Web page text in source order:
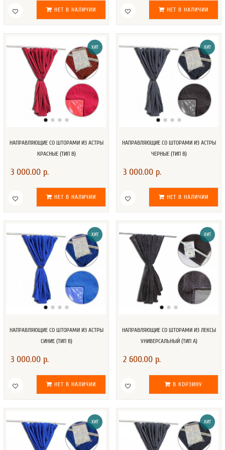
НЕТ В НАЛИЧИИ НЕТ В НАЛИЧИИ
ХИТ
НАПРАВЛЯЮЩИЕ СО ШТОРАМИ ИЗ АСТРЫ
КРАСНЫЕ (ТИП В)
3 000.00 р.
НЕТ В НАЛИЧИИ
ХИТ
НАПРАВЛЯЮЩИЕ СО ШТОРАМИ ИЗ АСТРЫ
ЧЕРНЫЕ (ТИП В)
3 000.00 р.
НЕТ В НАЛИЧИИ
ХИТ
НАПРАВЛЯЮЩИЕ СО ШТОРАМИ ИЗ АСТРЫ
СИНИЕ (ТИП В)
3 000.00 р.
НЕТ В НАЛИЧИИ
ХИТ
НАПРАВЛЯЮЩИЕ СО ШТОРАМИ ИЗ ЛЕКСЫ
УНИВЕРСАЛЬНЫЙ (ТИП А)
2 600.00 р.
В КОРЗИНУ
ХИТ ХИТ